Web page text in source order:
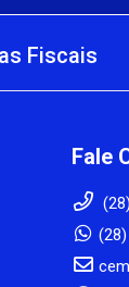
Fiscais
Fale